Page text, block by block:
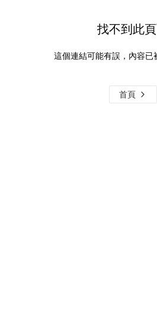
找不到此
這個連結可能有誤，內容已
首頁